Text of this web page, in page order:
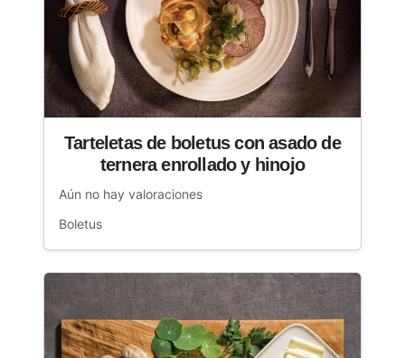
Tarteletas de boletus con asado de
ternera enrollado y hinojo
Aún no hay valoraciones
Boletus